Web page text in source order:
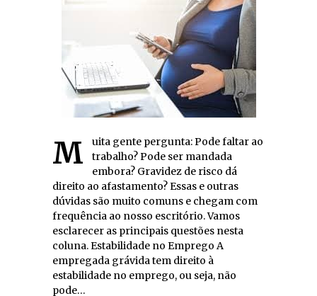
Muita gente pergunta: Pode faltar ao
trabalho? Pode ser mandada
embora? Gravidez de risco dá
direito ao afastamento? Essas e outras
dúvidas são muito comuns e chegam com
frequência ao nosso escritório. Vamos
esclarecer as principais questões nesta
coluna. Estabilidade no Emprego A
empregada grávida tem direito à
estabilidade no emprego, ou seja, não
pode…